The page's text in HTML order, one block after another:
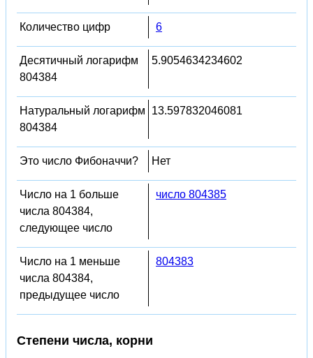
Количество цифр 6
Десятичный логарифм
804384
5.9054634234602
Натуральный логарифм
804384
13.597832046081
Это число Фибоначчи? Нет
Число на 1 больше
числа 804384,
следующее число
число 804385
Число на 1 меньше
числа 804384,
предыдущее число
804383
Степени числа, корни